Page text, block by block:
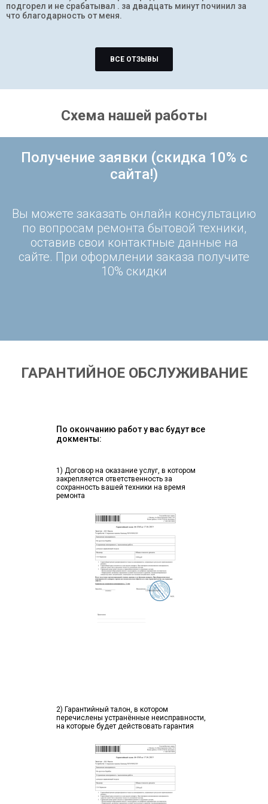
подгорел и не срабатывал . за двадцать минут починил за
что благодарность от меня.
ВСЕ ОТЗЫВЫ
Схема нашей работы
Получение заявки (скидка 10% с
сайта!)
Вы можете заказать онлайн консультацию
по вопросам ремонта бытовой техники,
оставив свои контактные данные на
сайте. При оформлении заказа получите
10% скидки
ГАРАНТИЙНОЕ ОБСЛУЖИВАНИЕ
По окончанию работ у вас будут все
докменты:
1) Договор на оказание услуг, в котором
закрепляется ответственность за
сохранность вашей техники на время
ремонта
2) Гарантийный талон, в котором
перечислены устранённые неисправности,
на которые будет действовать гарантия